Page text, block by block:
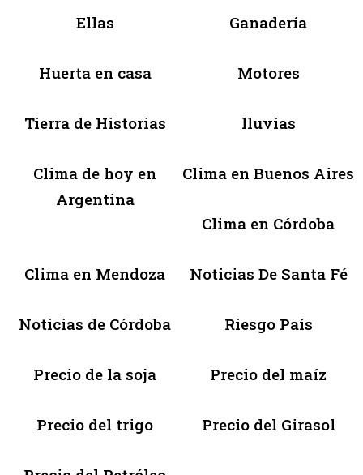
Ellas Ganadería
Huerta en casa Motores
Tierra de Historias lluvias
Clima de hoy en
Argentina
Clima en Buenos Aires
Clima en Córdoba
Clima en Mendoza Noticias De Santa Fé
Noticias de Córdoba Riesgo País
Precio de la soja Precio del maíz
Precio del trigo Precio del Girasol